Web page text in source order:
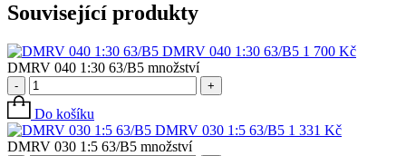
Související produkty
DMRV 040 1:30 63/B5 1 700 Kč
DMRV 040 1:30 63/B5 množství
- +
Do košíku
DMRV 030 1:5 63/B5 1 331 Kč
DMRV 030 1:5 63/B5 množství